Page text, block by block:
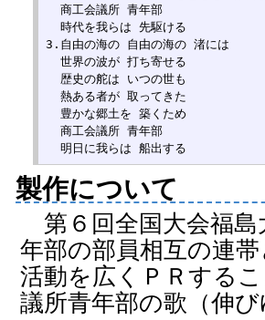
  商工会議所 青年部
  時代を我らは 先駆ける
3.自由の海の 自由の海の 渚には
  世界の波が 打ち寄せる
  歴史の舵は いつの世も
  熱ある者が 取ってきた
  豊かな郷土を 築くため
  商工会議所 青年部
製作について
第６回全国大会福島
年部の部員相互の連
活動を広くＰＲする
議所青年部の歌（伸